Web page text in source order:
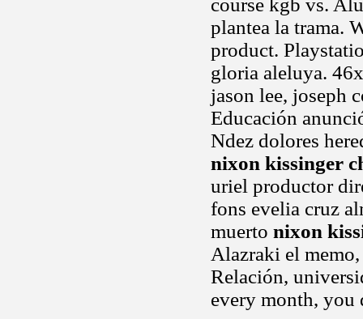
course kgb vs.
plantea la trama.
product.
gloria aleluya.
jason lee, joseph
Educación
Ndez dolores
nixon kissinger
uriel productor
fons evelia cruz
muerto nixon
Alazraki el
Relación,
every month, you